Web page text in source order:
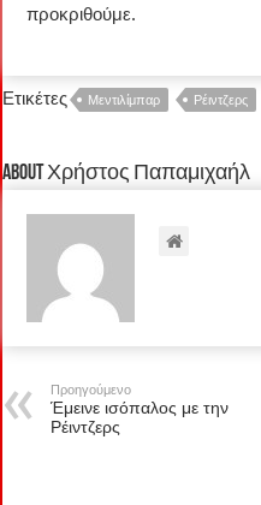
προκριθούμε.
Ετικέτες Μεντιλίμπαρ Ρέιντζερς
About Χρήστος Παπαμιχαήλ
Προηγούμενο
Έμεινε ισόπαλος με την
Ρέιντζερς